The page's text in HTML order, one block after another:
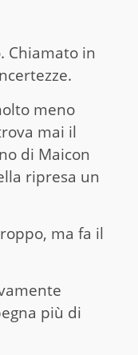
Chiamato in
meno
mai il
di Maicon
ripresa un
ma fa il
più di